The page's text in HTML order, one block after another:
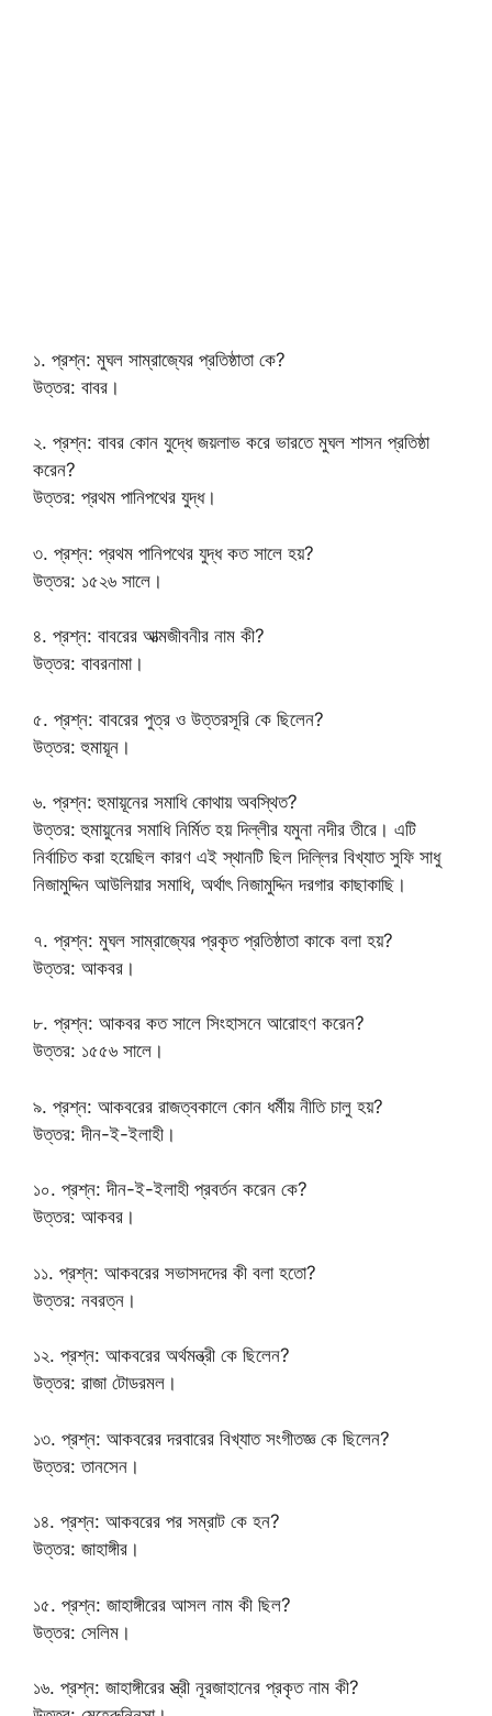
১. প্রশ্ন: মুঘল সাম্রাজ্যের প্রতিষ্ঠাতা কে?
উত্তর: বাবর।
২. প্রশ্ন: বাবর কোন যুদ্ধে জয়লাভ করে ভারতে মুঘল শাসন প্রতিষ্ঠা
করেন?
উত্তর: প্রথম পানিপথের যুদ্ধ।
৩. প্রশ্ন: প্রথম পানিপথের যুদ্ধ কত সালে হয়?
উত্তর: ১৫২৬ সালে।
৪. প্রশ্ন: বাবরের আত্মজীবনীর নাম কী?
উত্তর: বাবরনামা।
৫. প্রশ্ন: বাবরের পুত্র ও উত্তরসূরি কে ছিলেন?
উত্তর: হুমায়ূন।
৬. প্রশ্ন: হুমায়ূনের সমাধি কোথায় অবস্থিত?
উত্তর: হুমায়ুনের সমাধি নির্মিত হয় দিল্লীর যমুনা নদীর তীরে। এটি
নির্বাচিত করা হয়েছিল কারণ এই স্থানটি ছিল দিল্লির বিখ্যাত সুফি সাধু
নিজামুদ্দিন আউলিয়ার সমাধি, অর্থাৎ নিজামুদ্দিন দরগার কাছাকাছি।
৭. প্রশ্ন: মুঘল সাম্রাজ্যের প্রকৃত প্রতিষ্ঠাতা কাকে বলা হয়?
উত্তর: আকবর।
৮. প্রশ্ন: আকবর কত সালে সিংহাসনে আরোহণ করেন?
উত্তর: ১৫৫৬ সালে।
৯. প্রশ্ন: আকবরের রাজত্বকালে কোন ধর্মীয় নীতি চালু হয়?
উত্তর: দীন-ই-ইলাহী।
১০. প্রশ্ন: দীন-ই-ইলাহী প্রবর্তন করেন কে?
উত্তর: আকবর।
১১. প্রশ্ন: আকবরের সভাসদদের কী বলা হতো?
উত্তর: নবরত্ন।
১২. প্রশ্ন: আকবরের অর্থমন্ত্রী কে ছিলেন?
উত্তর: রাজা টোডরমল।
১৩. প্রশ্ন: আকবরের দরবারের বিখ্যাত সংগীতজ্ঞ কে ছিলেন?
উত্তর: তানসেন।
১৪. প্রশ্ন: আকবরের পর সম্রাট কে হন?
উত্তর: জাহাঙ্গীর।
১৫. প্রশ্ন: জাহাঙ্গীরের আসল নাম কী ছিল?
উত্তর: সেলিম।
১৬. প্রশ্ন: জাহাঙ্গীরের স্ত্রী নূরজাহানের প্রকৃত নাম কী?